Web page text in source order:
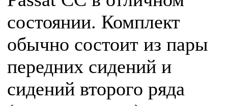
состоянии. Комплект
обычно состоит из пары
передних сидений и
сидений второго ряда